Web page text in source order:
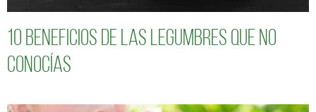
10 Beneficios de las legumbres que no
conocías